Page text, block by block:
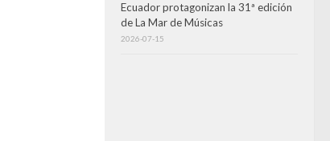
Ecuador protagonizan la 31ª edición
de La Mar de Músicas
2026-07-15